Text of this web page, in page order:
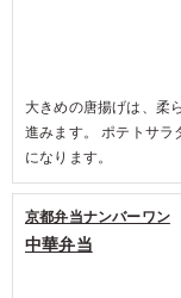
大きめの唐揚げは、柔
進みます。 ポテトサラ
になります。
中華弁当
京都弁当ナンバーワン